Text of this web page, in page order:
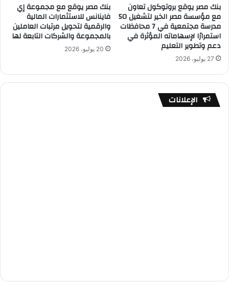
بنك مصر يوقع بروتوكول تعاون
مع مؤسسة مصر الخير لتشغيل 50
مدرسة مجتمعية في 7 محافظات
استمرارًا لإسهاماته المؤثرة في
دعم وتطوير التعليم
27 يوليو، 2026
بنك مصر يوقع مع مجموعة إي
فاينانس للاستثمارات المالية
والرقمية لتحويل مرتبات العاملين
بالمجموعة والشركات التابعة لها
20 يوليو، 2026
الإعلانات